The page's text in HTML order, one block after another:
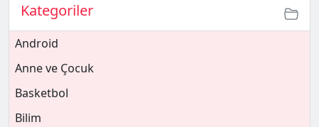
Kategoriler
Android
Anne ve Çocuk
Basketbol
Bilim